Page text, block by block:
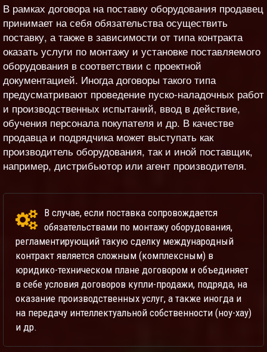
В рамках договора на поставку оборудования продавец
принимает на себя обязательства осуществить
поставку, а также в зависимости от типа контракта
оказать услуги по монтажу и установке поставляемого
оборудования в соответствии с проектной
документацией. Иногда договоры такого типа
предусматривают проведение пуско-наладочных работ
и производственных испытаний, ввод в действие,
обучения персонала покупателя и др. В качестве
продавца и подрядчика может выступать как
производитель оборудования, так и иной поставщик,
например, дистрибьютор или агент производителя.
В случае, если поставка сопровождается
обязательствами по монтажу оборудования,
регламентирующий такую сделку международный
контракт является сложным (комплексным) в
юридико-техническом плане договором и объединяет
в себе условия договоров купли-продажи, подряда, на
оказание производственных услуг, а также иногда и
на передачу интеллектуальной собственности (ноу-хау)
и др.